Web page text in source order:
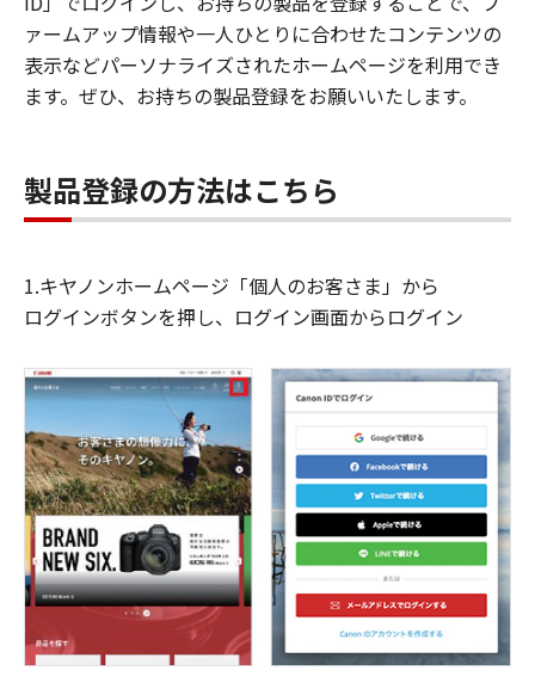
ァームアップ情報や一人ひとりに合わせたコンテンツの
表示などパーソナライズされたホームページを利用でき
ます。ぜひ、お持ちの製品登録をお願いいたします。
製品登録の方法はこちら
1.キヤノンホームページ「個人のお客さま」から
ログインボタンを押し、ログイン画面からログイン